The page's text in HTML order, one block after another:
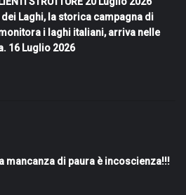
Laghi, la storica campagna di
i laghi italiani, arriva nelle
16 Luglio 2026
mancanza di paura è incoscienza!!!